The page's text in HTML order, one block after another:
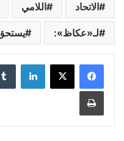
الاتحاد اللامي
لـ«عكاظ»:
لينكدإن